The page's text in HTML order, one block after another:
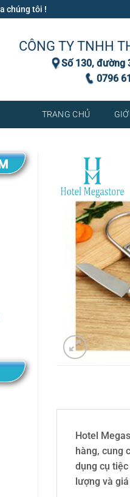
chúng tôi !
CÔNG TY TNHH
Số 130, đường
0796
TRANG CHỦ
Hotel
hàng, cung
dụng cụ
lượng và